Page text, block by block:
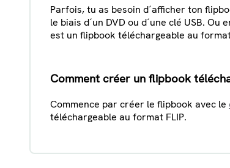
Parfois, tu as besoin d´afficher ton
le biais d´un DVD ou d´une clé USB.
est un flipbook téléchargeable au format
Comment créer un flipbook
Commence par créer le flipbook avec le
téléchargeable au format FLIP.